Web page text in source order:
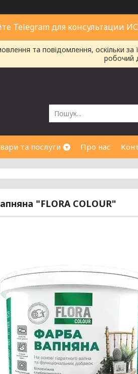
Telegram для
та повідомлення, оскільки
робочий
та послуги Про нас
"FLORA COLOUR"